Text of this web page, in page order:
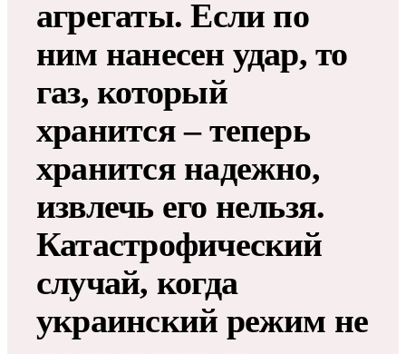
агрегаты. Если по
ним нанесен удар, то
газ, который
хранится – теперь
хранится надежно,
извлечь его нельзя.
Катастрофический
случай, когда
украинский режим не